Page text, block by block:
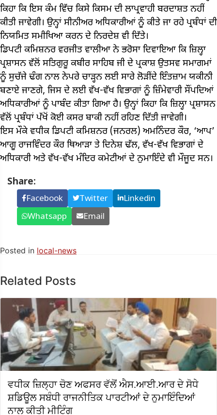
ਕਿਹਾ ਕਿ ਇਸ ਕੰਮ ਵਿੱਚ ਕਿਸੇ ਕਿਸਮ ਦੀ ਲਾਪ੍ਰਵਾਹੀ ਬਰਦਾਸ਼ਤ ਨਹੀਂ
ਕੀਤੀ ਜਾਵੇਗੀ। ਉਨ੍ਹਾਂ ਸੀਨੀਅਰ ਅਧਿਕਾਰੀਆਂ ਨੂੰ ਕੀਤੇ ਜਾ ਰਹੇ ਪ੍ਰਬੰਧਾਂ ਦੀ
ਨਿਯਮਿਤ ਸਮੀਖਿਆ ਕਰਨ ਦੇ ਨਿਰਦੇਸ਼ ਵੀ ਦਿੱਤੇ।
ਡਿਪਟੀ ਕਮਿਸ਼ਨਰ ਵਰਜੀਤ ਵਾਲੀਆ ਨੇ ਭਰੋਸਾ ਦਿਵਾਇਆ ਕਿ ਜ਼ਿਲ੍ਹਾ
ਪ੍ਰਸ਼ਾਸਨ ਵੱਲੋਂ ਸਤਿਗੁਰੂ ਕਬੀਰ ਸਾਹਿਬ ਜੀ ਦੇ ਪ੍ਰਕਾਸ਼ ਉਤਸਵ ਸਮਾਗਮਾਂ
ਨੂੰ ਸੁਚੱਜੇ ਢੰਗ ਨਾਲ ਨੇਪਰੇ ਚਾੜ੍ਹਨ ਲਈ ਸਾਰੇ ਲੋੜੀਂਦੇ ਇੰਤਜ਼ਾਮ ਯਕੀਨੀ
ਬਣਾਏ ਜਾਣਗੇ, ਜਿਸ ਦੇ ਲਈ ਵੱਖ-ਵੱਖ ਵਿਭਾਗਾਂ ਨੂੰ ਜ਼ਿੰਮੇਵਾਰੀ ਸੌਂਪਦਿਆਂ
ਅਧਿਕਾਰੀਆਂ ਨੂੰ ਪਾਬੰਦ ਕੀਤਾ ਗਿਆ ਹੈ। ਉਨ੍ਹਾਂ ਕਿਹਾ ਕਿ ਜ਼ਿਲ੍ਹਾ ਪ੍ਰਸ਼ਾਸਨ
ਵੱਲੋਂ ਪ੍ਰਬੰਧਾਂ ਪੱਖੋਂ ਕੋਈ ਕਸਰ ਬਾਕੀ ਨਹੀਂ ਰਹਿਣ ਦਿੱਤੀ ਜਾਵੇਗੀ।
ਇਸ ਮੌਕੇ ਵਧੀਕ ਡਿਪਟੀ ਕਮਿਸ਼ਨਰ (ਜਨਰਲ) ਅਮਨਿੰਦਰ ਕੌਰ, ‘ਆਪ’
ਆਗੂ ਰਾਜਵਿੰਦਰ ਕੌਰ ਥਿਆੜਾ ਤੇ ਦਿਨੇਸ਼ ਢੱਲ, ਵੱਖ-ਵੱਖ ਵਿਭਾਗਾਂ ਦੇ
ਅਧਿਕਾਰੀ ਅਤੇ ਵੱਖ-ਵੱਖ ਮੰਦਿਰ ਕਮੇਟੀਆਂ ਦੇ ਨੁਮਾਇੰਦੇ ਵੀ ਮੌਜੂਦ ਸਨ।
Share:
Facebook Twitter
Linkedin
Whatsapp
Email
Posted in local-news
Related Posts
ਵਧੀਕ ਜ਼ਿਲ੍ਹਾ ਚੋਣ ਅਫਸਰ ਵੱਲੋਂ ਐਸ.ਆਈ.ਆਰ ਦੇ ਸੋਧੇ
ਸ਼ਡਿਊਲ ਸਬੰਧੀ ਰਾਜਨੀਤਿਕ ਪਾਰਟੀਆਂ ਦੇ ਨੁਮਾਇੰਦਿਆਂ
ਨਾਲ ਕੀਤੀ ਮੀਟਿੰਗ